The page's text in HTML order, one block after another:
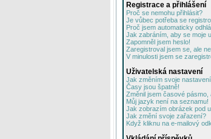
Registrace a přihlášení
Proč se nemohu přihlásit?
Je vůbec potřeba se
Proč jsem automaticky
Jak zabráním, aby se moje
Zapomněl jsem heslo!
Zaregistroval jsem se, ale
V minulosti jsem se
Uživatelská nastavení
Jak změním svoje
Časy jsou špatně!
Změnil jsem časové pásmo,
Můj jazyk není na seznamu!
Jak zobrazím obrázek pod
Jak změní svoje zařazení?
Když kliknu na e-mailový